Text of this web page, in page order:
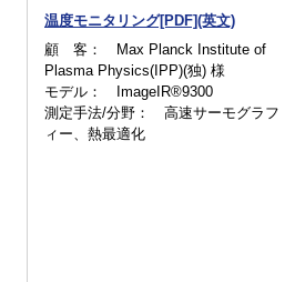
温度モニタリング[PDF](英文)
顧 客： Max Planck Institute of
Plasma Physics(IPP)(独) 様
モデル： ImageIR®9300
測定手法/分野： 高速サーモグラフ
ィー、熱最適化